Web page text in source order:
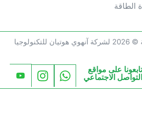
الطاقة
جميع الحقوق محفوظة © 2026 لشركة آنهوي هوتيان للتكنولوجيا
على مواقع
الاجتماعي